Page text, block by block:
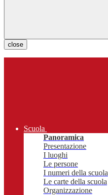
close
Scuola
Panoramica
Presentazione
I luoghi
Le persone
I numeri della scuola
Le carte della scuola
Organizzazione